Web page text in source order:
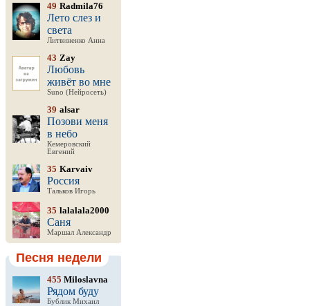
49 Radmila76
Лето слез и
света
Литвиненко Анна
43 Zay
Любовь
живёт во мне
Suno (Нейросеть)
39 alsar
Позови меня
в небо
Кемеровский
Евгений
35 Karvaiv
Россия
Тальков Игорь
35 lalalala2000
Саня
Маршал Александр
Песня недели
455 Miloslavna
Рядом буду
Бублик Михаил